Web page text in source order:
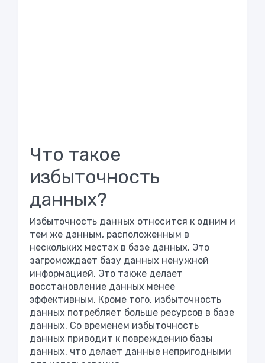
Что такое
избыточность
данных?
Избыточность данных относится к одним и
тем же данным, расположенным в
нескольких местах в базе данных. Это
загромождает базу данных ненужной
информацией. Это также делает
восстановление данных менее
эффективным. Кроме того, избыточность
данных потребляет больше ресурсов в базе
данных. Со временем избыточность
данных приводит к повреждению базы
данных, что делает данные непригодными